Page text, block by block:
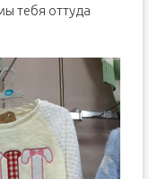
тебя оттуда